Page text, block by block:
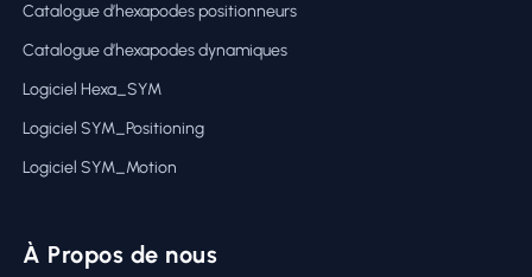
Catalogue d’hexapodes positionneurs
Catalogue d’hexapodes dynamiques
Logiciel Hexa_SYM
Logiciel SYM_Positioning
Logiciel SYM_Motion
À Propos de nous